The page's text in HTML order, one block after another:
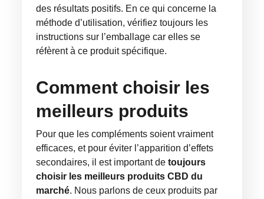
des résultats positifs. En ce qui concerne la
méthode d’utilisation, vérifiez toujours les
instructions sur l’emballage car elles se
réfèrent à ce produit spécifique.
Comment choisir les
meilleurs produits
Pour que les compléments soient vraiment
efficaces, et pour éviter l’apparition d’effets
secondaires, il est important detoujours
choisir les meilleurs produits CBD du
marché. Nous parlons de ceux produits par